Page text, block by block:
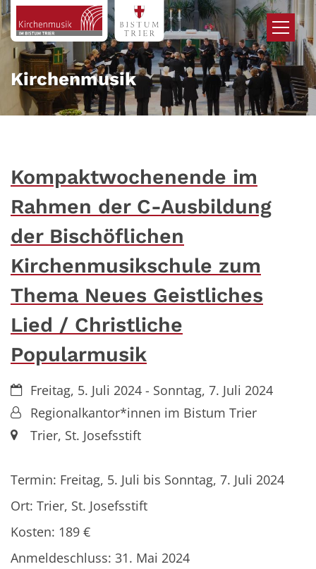
Zum Inhalt springen
Kirchenmusik
Kompaktwochenende im
Rahmen der C-Ausbildung
der Bischöflichen
Kirchenmusikschule zum
Thema Neues Geistliches
Lied / Christliche
Popularmusik
Datum:Freitag, 5. Juli 2024 - Sonntag, 7. Juli 2024
Von:Regionalkantor*innen im Bistum Trier
Ort:Trier, St. Josefsstift
Termin: Freitag, 5. Juli bis Sonntag, 7. Juli 2024
Ort: Trier, St. Josefsstift
Kosten: 189 €
Anmeldeschluss: 31. Mai 2024